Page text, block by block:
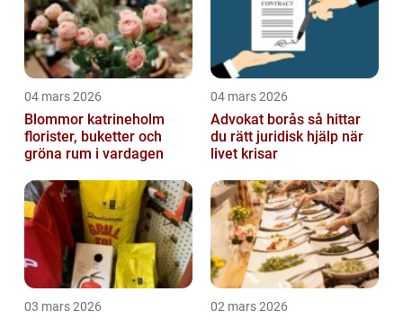
04 mars 2026
Blommor katrineholm
florister, buketter och
gröna rum i vardagen
04 mars 2026
Advokat borås så hittar
du rätt juridisk hjälp när
livet krisar
03 mars 2026 02 mars 2026